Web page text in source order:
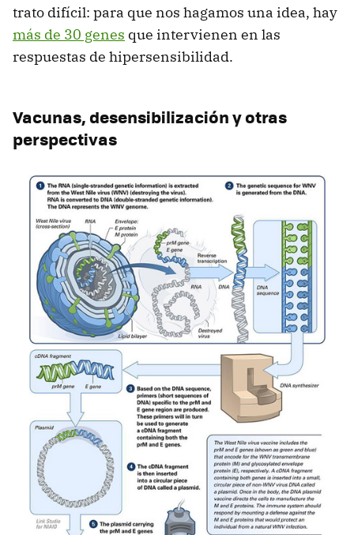
trato difícil: para que nos hagamos una idea, hay
más de 30 genes que intervienen en las
respuestas de hipersensibilidad.
Vacunas, desensibilización y otras
perspectivas